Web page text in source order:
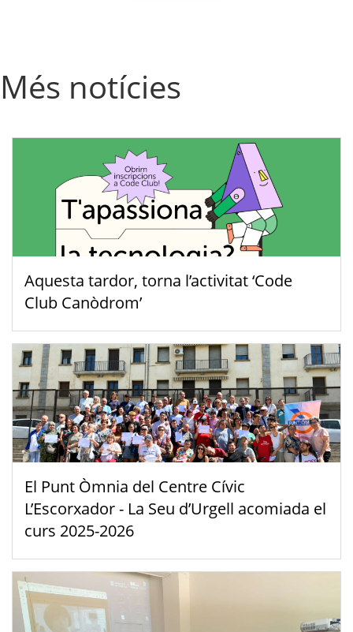
Més notícies
Aquesta tardor, torna l’activitat ‘Code
Club Canòdrom’
El Punt Òmnia del Centre Cívic
L’Escorxador - La Seu d’Urgell acomiada el
curs 2025-2026